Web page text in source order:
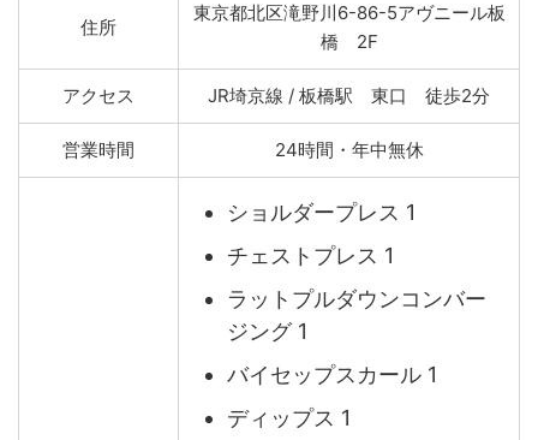
住所
東京都北区滝野川6-86-5アヴニール板
橋 2F
アクセス JR埼京線 / 板橋駅 東口 徒歩2分
営業時間 24時間・年中無休
ショルダープレス 1
チェストプレス 1
ラットプルダウンコンバー
ジング 1
バイセップスカール 1
ディップス 1